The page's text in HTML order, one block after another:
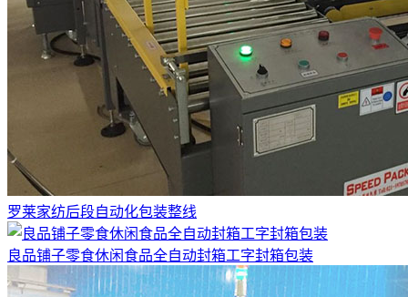
罗莱家纺后段自动化包装整线
良品铺子零食休闲食品全自动封箱工字封箱包装